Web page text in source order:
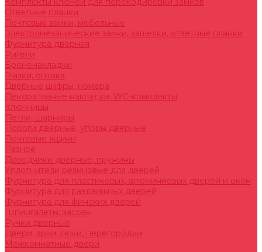
Ответные планки
Почтовые замки, мебельные
Электромеханические замки, защелки, ответные планки
Фурнитура дверная
Ригели
Броненакладки
Глазки, оптика
Дверные цифры, номера
Декоративные накладки, WC-комплекты
Ключницы
Петли, шарниры
Пороги дверные, упоры дверные
Почтовые ящики
Разное
Доводчики дверные, пружины
Уплотнители резиновые для дверей
Фурнитура для пластиковых, алюминиевых дверей и окон
Фурнитура для раздвижных дверей
Фурнитура для финских дверей
Шпингалеты, засовы
Ручки дверные
Двери, арки, люки, перегородки
Межкомнатные двери